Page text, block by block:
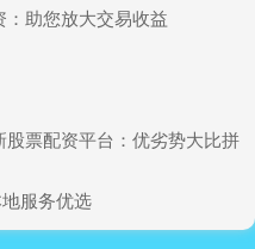
助您放大交易收益
票配资平台：优劣势大比拼
服务优选